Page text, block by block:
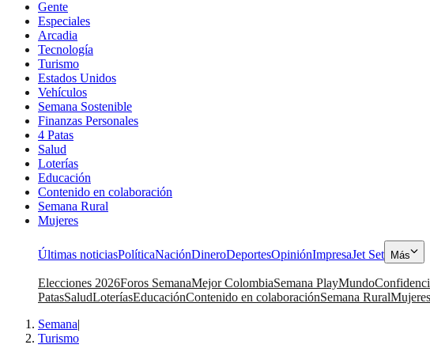
Gente
Especiales
Arcadia
Tecnología
Turismo
Estados Unidos
Vehículos
Semana Sostenible
Finanzas Personales
4 Patas
Salud
Loterías
Educación
Contenido en colaboración
Semana Rural
Mujeres
Últimas noticiasPolíticaNaciónDineroDeportesOpiniónImpresaJet Set Más
Elecciones 2026Foros SemanaMejor ColombiaSemana PlayMundo
PatasSaludLoteríasEducaciónContenido en colaboraciónSemana RuralMujeres
Semana|
Turismo